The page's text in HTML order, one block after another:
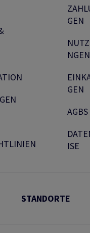
GEN
NGEN
GEN
AGBS
ISE
STANDORTE